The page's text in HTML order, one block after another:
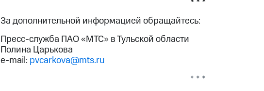
* * *
За дополнительной информацией обращайтесь:
Пресс-служба ПАО «МТС» в Тульской области
Полина Царькова
e-mail: pvcarkova@mts.ru
* * *